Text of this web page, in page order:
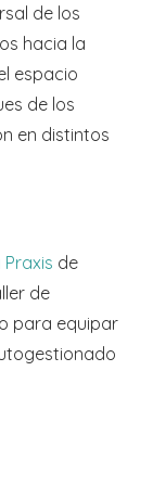
de los
hacia la
espacio
de los
en distintos
Praxis de
de
para equipar